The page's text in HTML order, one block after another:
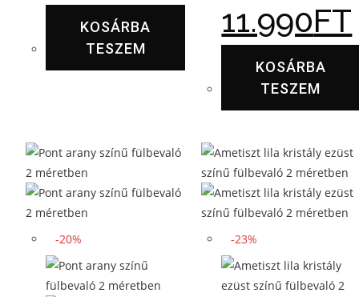
KOSÁRBA
TESZEM
11.990FT
KOSÁRBA
TESZEM
-20% -23%